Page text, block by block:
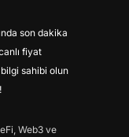
son dakika
fiyat
sahibi olun
Web3 ve